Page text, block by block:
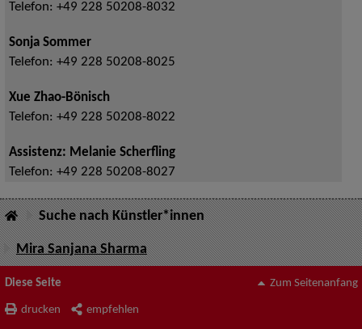
Telefon: +49 228 50208-8032
Sonja Sommer
Telefon: +49 228 50208-8025
Xue Zhao-Bönisch
Telefon: +49 228 50208-8022
Assistenz: Melanie Scherfling
Telefon: +49 228 50208-8027
Suche nach Künstler*innen
Mira Sanjana Sharma
Diese Seite
drucken empfehlen
Zum Seitenanfang